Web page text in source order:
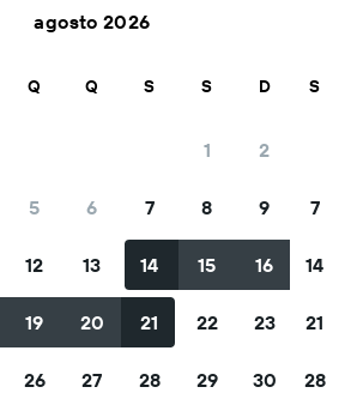
agosto 2026
Q Q S S D
1 2
5 6 7 8 9
12 13 14 15 16
19 20 21 22 23
26 27 28 29 30
S
7
14
21
28